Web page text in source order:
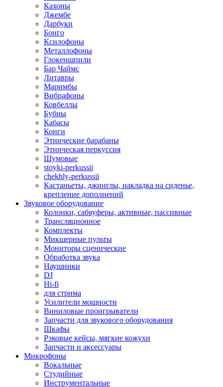
Кахоны
Джембе
Дарбуки
Бонго
Ксилофоны
Металлофоны
Глокеншпили
Бар Чаймс
Литавры
Маримбы
Вибрафоны
Ковбеллы
Бубны
Кабасы
Конги
Этнические барабаны
Этническая перкуссия
Шумовые
stoyki-perkussii
chekhly-perkussii
Кастаньеты, джинглы, накладка на сиденье,
крепление дополнений
Звуковое оборудование
Колонки, сабвуферы, активные, пассивные
Трансляционное
Комплекты
Микшерные пульты
Мониторы сценические
Обработка звука
Наушники
DJ
Hi-fi
для стрима
Усилители мощности
Виниловые проигрыватели
Запчасти для звукового оборудования
Шкафы
Рэковые кейсы, мягкие кожухи
Запчасти и аксессуары
Микрофоны
Вокальные
Студийные
Инструментальные